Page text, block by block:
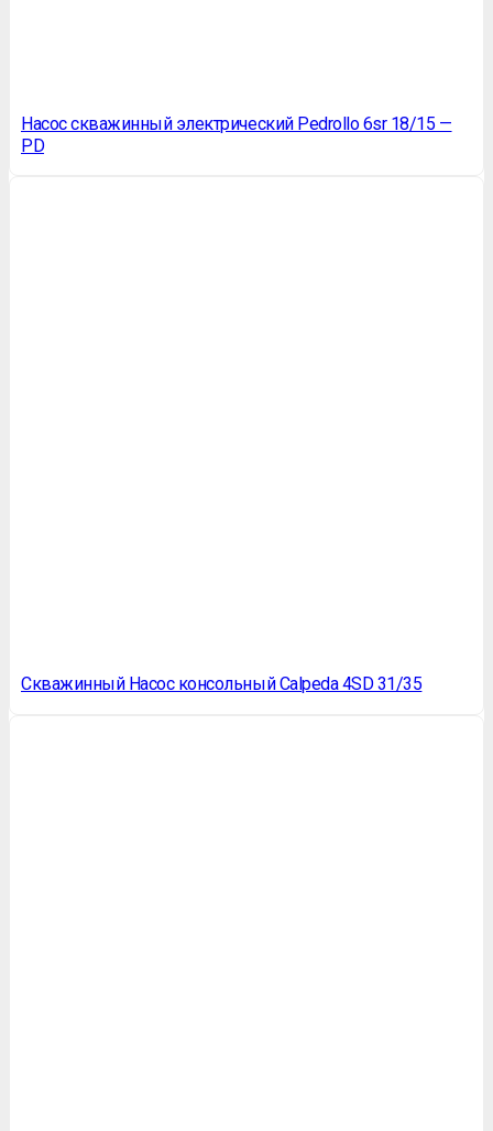
Насос скважинный электрический Pedrollo 6sr 18/15 —
PD
Скважинный Насос консольный Calpeda 4SD 31/35